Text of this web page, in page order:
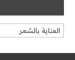
تصنيفات